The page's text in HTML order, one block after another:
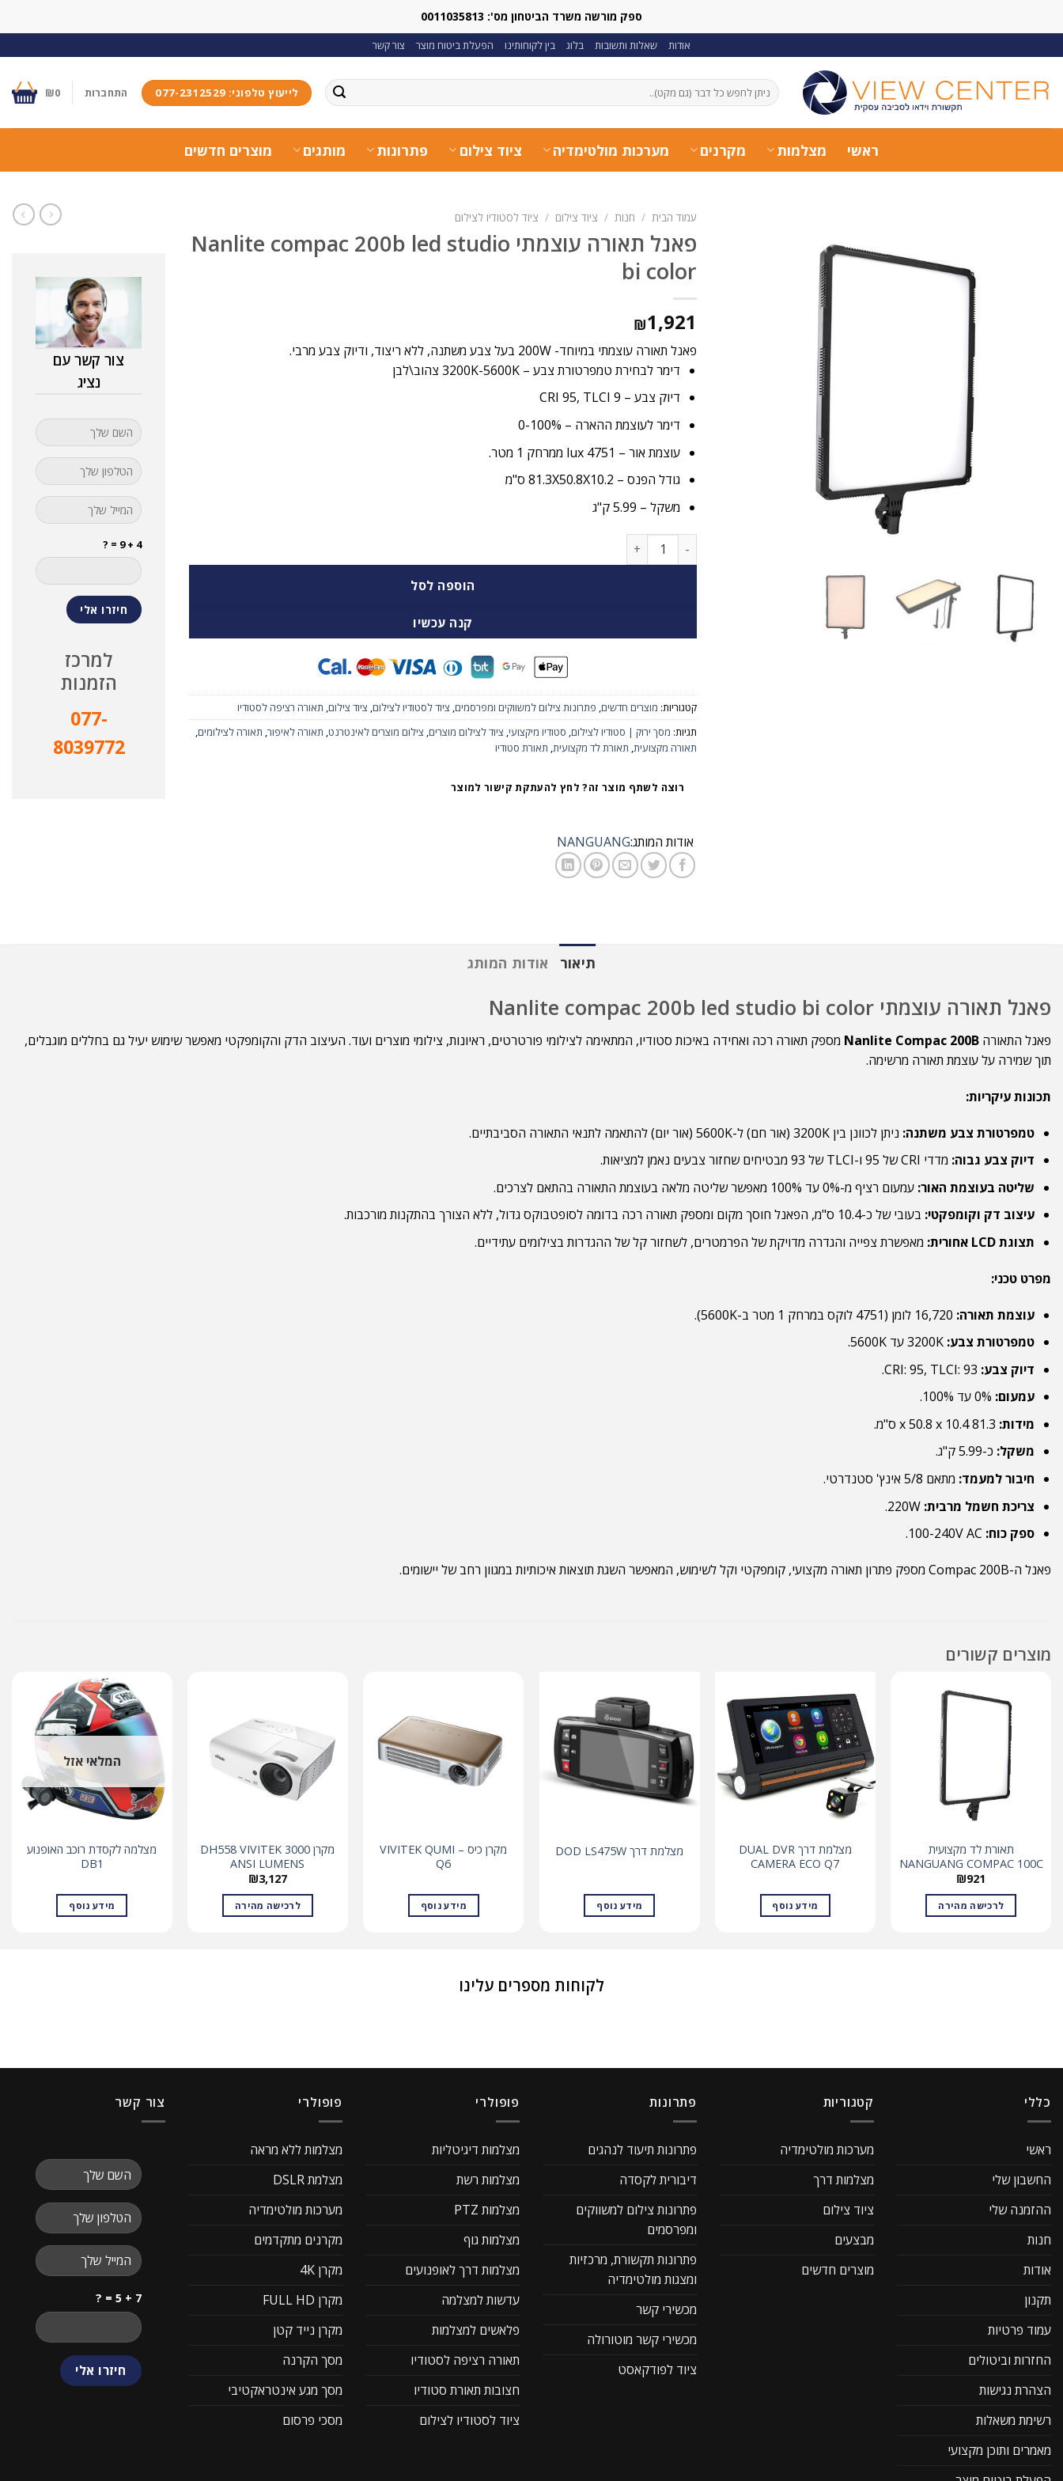
ספק מורשה משרד הביטחון מס': 0011035813
אודות שאלות ותשובות בלוג בין לקוחותינו הפעלת ביטוח מוצר צור קשר
חיפוש
עבור:
לייעוץ טלפוני: 077-2312529 התחברות ₪0
ראשי מצלמות מקרנים מערכות מולטימדיה ציוד צילום פתרונות מותגים מוצרים חדשים
עמוד הבית / חנות / ציוד צילום / ציוד לסטודיו לצילום
פאנל תאורה עוצמתי Nanlite compac 200b led studio
bi color
₪1,921
פאנל תאורה עוצמתי במיוחד- 200W בעל צבע משתנה, ללא ריצוד, ודיוק צבע מרבי.
דימר לבחירת טמפרטורת צבע – 3200K-5600K צהוב\לבן
דיוק צבע –
CRI 95, TLCI 9
דימר לעוצמת ההארה – 0-100%
עוצמת אור – 4751 lux ממרחק 1 מטר.
גודל הפנס – 81.3X50.8X10.2 ס"מ
משקל – 5.99 ק"ג
כמות של פאנל תאורה עוצמתי Nanlite compac 200b led studio bi color
הוספה לסל
קנה עכשיו
קטגוריות: מוצרים חדשים, פתרונות צילום למשווקים ומפרסמים, ציוד לסטודיו לצילום, ציוד צילום, תאורה רציפה לסטודיו
תגיות: מסך ירוק | סטודיו לצילום, סטודיו מיקצועי, ציוד לצילום מוצרים, צילום מוצרים לאינטרנט, תאורה לאיפור, תאורה לצילומים,
תאורה מקצועית, תאורת לד מקצועית, תאורת סטודיו
רוצה לשתף מוצר זה? לחץ להעתקת קישור למוצר
אודות המותג:NANGUANG
צור קשר עם
נציג
4 + 9 = ?
למרכז
הזמנות
077-
8039772
תיאור אודות המותג
פאנל תאורה עוצמתי Nanlite compac 200b led studio bi color
פאנל התאורה Nanlite Compac 200B מספק תאורה רכה ואחידה באיכות סטודיו, המתאימה לצילומי פורטרטים, ראיונות, צילומי מוצרים ועוד. העיצוב הדק והקומפקטי מאפשר שימוש יעיל גם בחללים מוגבלים,
תוך שמירה על עוצמת תאורה מרשימה.
תכונות עיקריות:
טמפרטורת צבע משתנה: ניתן לכוונן בין 3200K (אור חם) ל-5600K (אור יום) להתאמה לתנאי התאורה הסביבתיים.
דיוק צבע גבוה: מדדי CRI של 95 ו-TLCI של 93 מבטיחים שחזור צבעים נאמן למציאות.
שליטה בעוצמת האור: עמעום רציף מ-0% עד 100% מאפשר שליטה מלאה בעוצמת התאורה בהתאם לצרכים.
עיצוב דק וקומפקטי: בעובי של כ-10.4 ס"מ, הפאנל חוסך מקום ומספק תאורה רכה בדומה לסופטבוקס גדול, ללא הצורך בהתקנות מורכבות.
תצוגת LCD אחורית:
מאפשרת צפייה והגדרה מדויקת של הפרמטרים, לשחזור קל של ההגדרות בצילומים עתידיים.
מפרט טכני:
עוצמת תאורה:
טמפרטורת צבע:
דיוק צבע:
עמעום:
מידות:
משקל: כ-5.99 ק"ג.
חיבור למעמד: מתאם 5/8 אינץ' סטנדרטי.
צריכת חשמל מרבית:
ספק כוח:
פאנל ה-Compac 200B מספק פתרון תאורה מקצועי, קומפקטי וקל לשימוש, המאפשר השגת תוצאות איכותיות במגוון רחב של יישומים.
מוצרים קשורים
תאורת לד מקצועית
NANGUANG COMPAC 100C
₪921
לרכישה מהירה
מצלמת דרך DUAL DVR
CAMERA ECO Q7
מידע נוסף
מצלמת דרך DOD LS475W
מידע נוסף
מקרן כיס – VIVITEK QUMI
Q6
מידע נוסף
מקרן DH558 VIVITEK 3000
ANSI LUMENS
₪3,127
לרכישה מהירה
המלאי אזל
מצלמה לקסדת רוכב האופנוע
DB1
מידע נוסף
לקוחות מספרים עלינו
כללי
ראשי
החשבון שלי
ההזמנה שלי
חנות
אודות
תקנון
עמוד פרטיות
החזרות וביטולים
הצהרת נגישות
רשימת משאלות
מאמרים ותוכן מקצועי
קטגוריות
מערכות מולטימדיה
מצלמות דרך
ציוד צילום
מבצעים
מוצרים חדשים
פתרונות
פתרונות תיעוד לנהגים
דיבורית לקסדה
פתרונות צילום למשווקים
ומפרסמים
פתרונות תקשורת, מרכזיות
ומצגות מולטימדיה
מכשירי קשר
מכשירי קשר מוטורולה
ציוד לפודקאסט
פופולרי
מצלמות דיגיטליות
מצלמות רשת
מצלמות PTZ
מצלמות גוף
מצלמות דרך לאופנועים
עדשות למצלמה
פלאשים למצלמות
תאורה רציפה לסטודיו
חצובות תאורת סטודיו
ציוד לסטודיו לצילום
פופולרי
מצלמות ללא מראה
מצלמת DSLR
מערכות מולטימדיה
מקרנים מתקדמים
מקרן 4K
מקרן FULL HD
מקרן נייד קטן
מסך הקרנה
מסך מגע אינטראקטיבי
מסכי פרסום
צור קשר
7 + 5 = ?